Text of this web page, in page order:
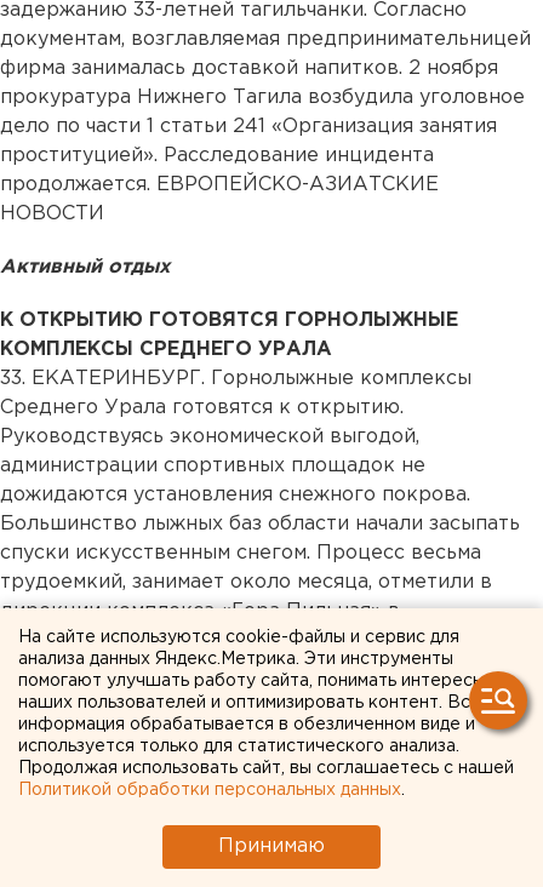
задержанию 33-летней тагильчанки. Согласно
документам, возглавляемая предпринимательницей
фирма занималась доставкой напитков. 2 ноября
прокуратура Нижнего Тагила возбудила уголовное
дело по части 1 статьи 241 «Организация занятия
проституцией». Расследование инцидента
продолжается. ЕВРОПЕЙСКО-АЗИАТСКИЕ
НОВОСТИ
Активный отдых
К ОТКРЫТИЮ ГОТОВЯТСЯ ГОРНОЛЫЖНЫЕ
КОМПЛЕКСЫ СРЕДНЕГО УРАЛА
33. ЕКАТЕРИНБУРГ. Горнолыжные комплексы
Среднего Урала готовятся к открытию.
Руководствуясь экономической выгодой,
администрации спортивных площадок не
дожидаются установления снежного покрова.
Большинство лыжных баз области начали засыпать
спуски искусственным снегом. Процесс весьма
трудоемкий, занимает около месяца, отметили в
дирекции комплекса «Гора Пильная» в
Первоуральске. Искусственными белыми хлопьями
выстреливают по склонам из пушек с большого
расстояния, поэтому добиться равномерного
покрытия чрезвычайно сложно. Сейчас для
свердловских лыжников и сноубордистов открыта
только гора Уктус в Екатеринбурге. Между тем,
катаются на территории пока закрытых комплексов.
Официальное начало работы большинства
На сайте используются cookie-файлы и сервис для
анализа данных Яндекс.Метрика. Эти инструменты
помогают улучшать работу сайта, понимать интересы
наших пользователей и оптимизировать контент. Вся
информация обрабатывается в обезличенном виде и
используется только для статистического анализа.
Продолжая использовать сайт, вы соглашаетесь с нашей
Политикой обработки персональных данных
Принимаю